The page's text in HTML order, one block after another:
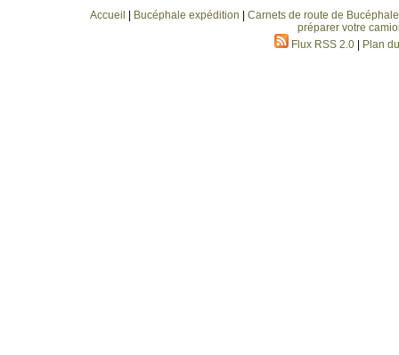
Accueil Bucéphale expédition
Carnets de route de
préparer votre
Flux RSS 2.0
Plan